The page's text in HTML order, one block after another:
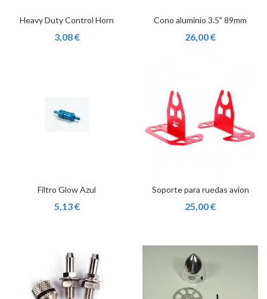
Heavy Duty Control Horn
3,08 €
Cono aluminio 3.5" 89mm
26,00 €
Filtro Glow Azul
5,13 €
Soporte para ruedas avion
25,00 €